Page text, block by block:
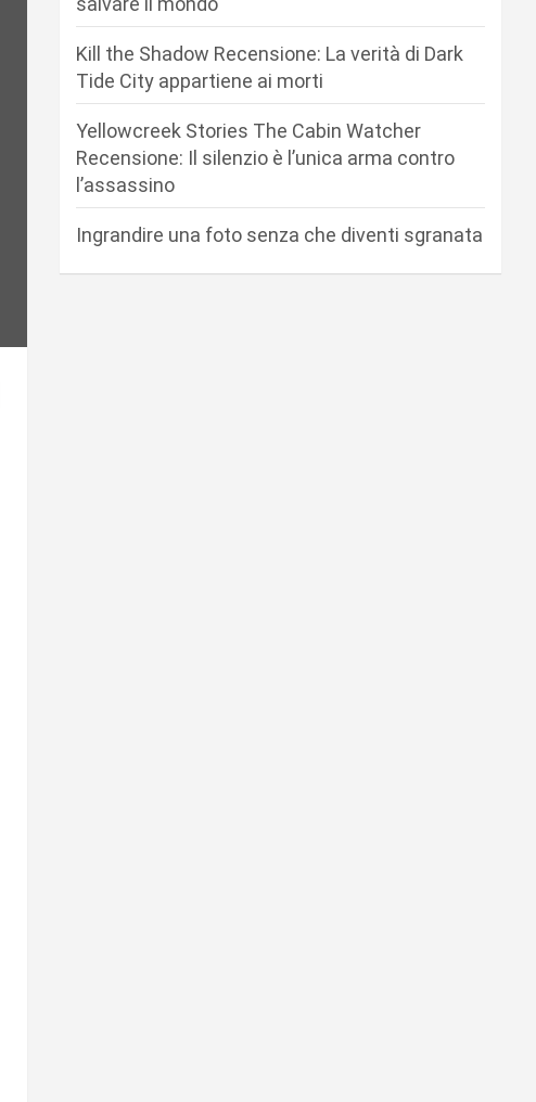
Kill the Shadow Recensione: La verità di Dark
Tide City appartiene ai morti
Yellowcreek Stories The Cabin Watcher
Recensione: Il silenzio è l’unica arma contro
l’assassino
Ingrandire una foto senza che diventi sgranata